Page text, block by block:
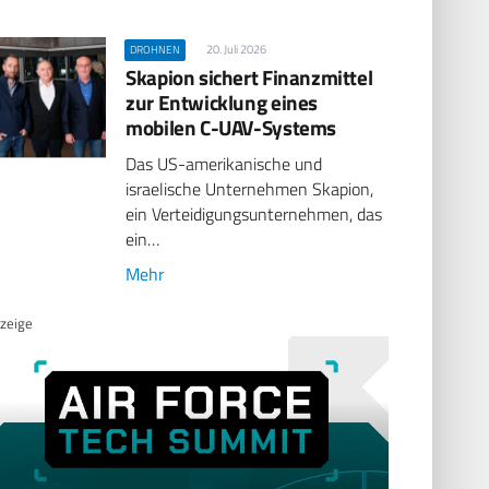
DROHNEN 20. Juli 2026
Skapion sichert Finanzmittel
zur Entwicklung eines
mobilen C-UAV-Systems
Das US-amerikanische und
israelische Unternehmen Skapion,
ein Verteidigungsunternehmen, das
ein…
Mehr